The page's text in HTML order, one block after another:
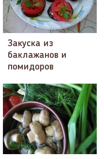
Закуска из
баклажанов и
помидоров